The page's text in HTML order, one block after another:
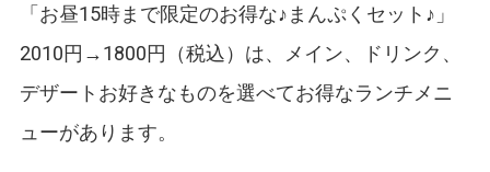
「お昼15時まで限定のお得な♪まんぷくセット♪」
2010円→1800円（税込）は、メイン、ドリンク、
デザートお好きなものを選べてお得なランチメニ
ューがあります。